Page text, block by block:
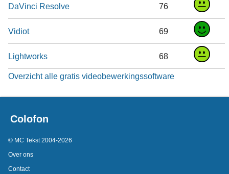
DaVinci Resolve 76
Vidiot 69
Lightworks 68
Overzicht alle gratis videobewerkingssoftware
Colofon
© MC Tekst 2004-2026
Over ons
Contact